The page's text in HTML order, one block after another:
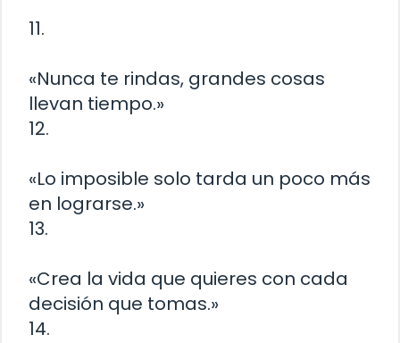
11.
«Nunca te rindas, grandes cosas
llevan tiempo.»
12.
«Lo imposible solo tarda un poco más
en lograrse.»
13.
«Crea la vida que quieres con cada
decisión que tomas.»
14.